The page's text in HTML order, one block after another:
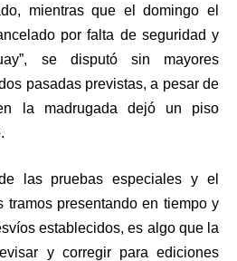
mientras que el domingo el
por falta de seguridad y
se disputó sin mayores
pasadas previstas, a pesar de
la madrugada dejó un piso
las pruebas especiales y el
tramos presentando en tiempo y
establecidos, es algo que la
y corregir para ediciones